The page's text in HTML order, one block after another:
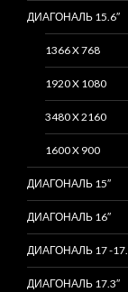
ДИАГОНАЛЬ 15.6″
1366 X 768
1920 X 1080
3480 X 2160
1600 X 900
ДИАГОНАЛЬ 15″
ДИАГОНАЛЬ 16″
ДИАГОНАЛЬ 17 -
ДИАГОНАЛЬ 17.3″